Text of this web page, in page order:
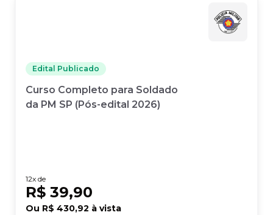
Edital Publicado
Curso Completo para Soldado
da PM SP (Pós-edital 2026)
12x de
R$ 39,90
Ou R$ 430,92 à vista